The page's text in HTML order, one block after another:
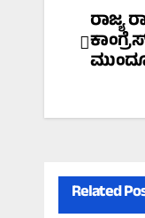
Post
ರಾಜ್ಯ
Related